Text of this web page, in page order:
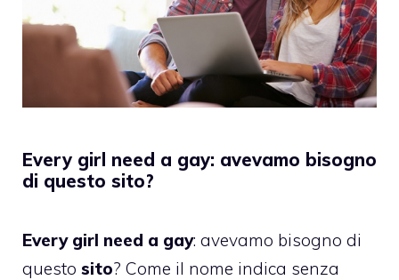
Every girl need a gay: avevamo bisogno
di questo sito?
Every girl need a gay: avevamo bisogno di
questo sito? Come il nome indica senza